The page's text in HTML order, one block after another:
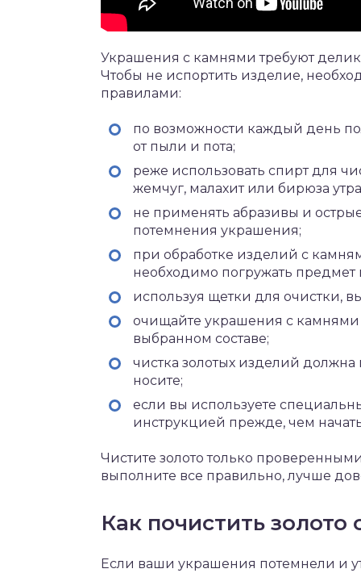
Украшения с камнями требуют
Чтобы не испортить изделие,
правилами:
по возможности каждый день
от пыли и пота;
реже использовать спирт для
жемчуг, малахит или бирюза
не применять абразивы и
потемнения украшения;
при обработке изделий с
необходимо погружать предмет
используя щетки для очистки,
очищайте украшения с
выбранном составе;
чистка золотых изделий
носите;
если вы используете
инструкцией прежде, чем
Чистите золото только
выполните все правильно, лучше
Как почистить золото
Если ваши украшения потемнели и